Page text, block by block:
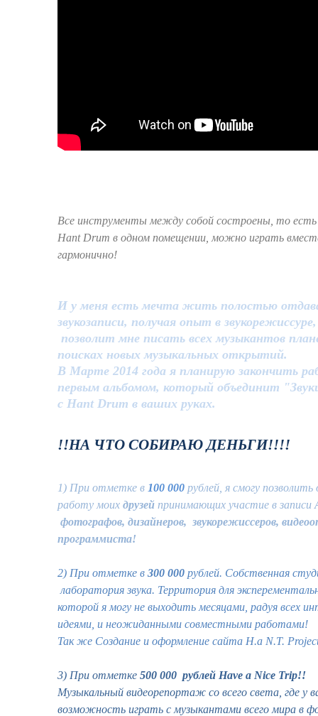
Все инструменты между собой состроены, то есть
Hant Drum в одном помещении, можно играть
гармонично!
И у меня есть мечта жить полостью
звукозаписи, получая опыт в
позволит мне писать всех музыкантов
поисках новых музыкальных открытий.
В Марте 2014 года я планирую закончить
первым альбомом, который объединит
с Hant Drum в ваших руках.
!!НА ЧТО СОБИРАЮ ДЕНЬГИ!!!!
1) При отметке в 100 000 рублей, я смогу
работу моих друзейпринимающих участие в записи
фотографов, дизайнеров, звукорежиссеров,
программиста!
2) При отметке в 300 000рублей. Собственная
лаборатория звука. Территория для
которой я могу не выходить месяцами, радуя всех
идеями, и неожиданными совместными работами!
Так же Создание и оформление сайта H.a N.T.
3) При отметке 500 000 рублей Have a Nice Trip!!
Музыкальный видеорепортаж со всего света, где у
возможность играть с музыкантами всего мира в